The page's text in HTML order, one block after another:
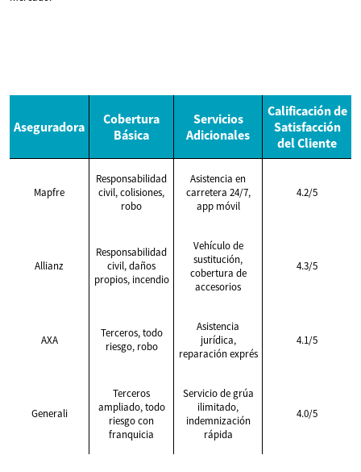
Aseguradora
Cobertura
Básica
Servicios
Adicionales
Calificación de
Satisfacción
del Cliente
Mapfre
Responsabilidad
civil, colisiones,
robo
Asistencia en
carretera 24/7,
app móvil
4.2/5
Allianz
Responsabilidad
civil, daños
propios, incendio
Vehículo de
sustitución,
cobertura de
accesorios
4.3/5
AXA
Terceros, todo
riesgo, robo
Asistencia
jurídica,
reparación exprés
4.1/5
Generali
Terceros
ampliado, todo
riesgo con
franquicia
Servicio de grúa
ilimitado,
indemnización
rápida
4.0/5